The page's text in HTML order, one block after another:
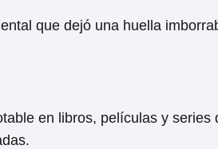
que dejó una huella
en libros, películas y series